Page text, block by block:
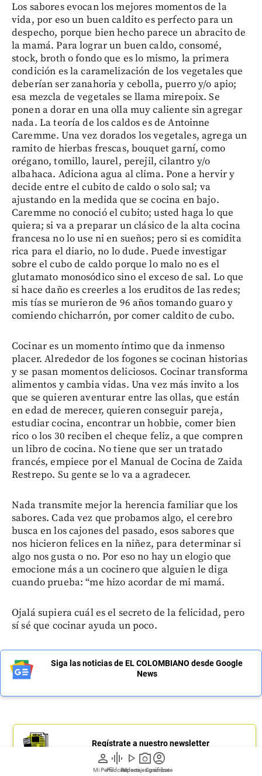
person
Mi Perfil
graphic_eq
Pódcast
play_arrow
Videos
photo_camera
Reportajes gráficos
account_circle
Suscríbete
Los sabores evocan los mejores momentos de la
vida, por eso un buen caldito es perfecto para un
despecho, porque bien hecho parece un abracito de
la mamá. Para lograr un buen caldo, consomé,
stock, broth o fondo que es lo mismo, la primera
condición es la caramelización de los vegetales que
deberían ser zanahoria y cebolla, puerro y/o apio;
esa mezcla de vegetales se llama mirepoix. Se
ponen a dorar en una olla muy caliente sin agregar
nada. La teoría de los caldos es de Antoinne
Caremme. Una vez dorados los vegetales, agrega un
ramito de hierbas frescas, bouquet garní, como
orégano, tomillo, laurel, perejil, cilantro y/o
albahaca. Adiciona agua al clima. Pone a hervir y
decide entre el cubito de caldo o solo sal; va
ajustando en la medida que se cocina en bajo.
Caremme no conoció el cubito; usted haga lo que
quiera; si va a preparar un clásico de la alta cocina
francesa no lo use ni en sueños; pero si es comidita
rica para el diario, no lo dude. Puede investigar
sobre el cubo de caldo porque lo malo no es el
glutamato monosódico sino el exceso de sal. Lo que
si hace daño es creerles a los eruditos de las redes;
mis tías se murieron de 96 años tomando guaro y
comiendo chicharrón, por comer caldito de cubo.
Cocinar es un momento íntimo que da inmenso
placer. Alrededor de los fogones se cocinan historias
y se pasan momentos deliciosos. Cocinar transforma
alimentos y cambia vidas. Una vez más invito a los
que se quieren aventurar entre las ollas, que están
en edad de merecer, quieren conseguir pareja,
estudiar cocina, encontrar un hobbie, comer bien
rico o los 30 reciben el cheque feliz, a que compren
un libro de cocina. No tiene que ser un tratado
francés, empiece por el Manual de Cocina de Zaida
Restrepo. Su gente se lo va a agradecer.
Nada transmite mejor la herencia familiar que los
sabores. Cada vez que probamos algo, el cerebro
busca en los cajones del pasado, esos sabores que
nos hicieron felices en la niñez, para determinar si
algo nos gusta o no. Por eso no hay un elogio que
emocione más a un cocinero que alguien le diga
cuando prueba: “me hizo acordar de mi mamá.
Ojalá supiera cuál es el secreto de la felicidad, pero
sí sé que cocinar ayuda un poco.
Siga las noticias de EL COLOMBIANO desde Google
News
Regístrate a nuestro newsletter